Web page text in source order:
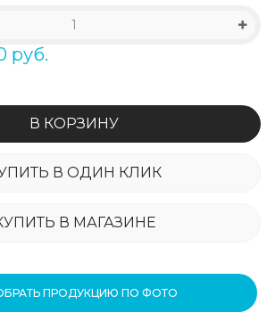
руб.
В КОРЗИНУ
В ОДИН КЛИК
В МАГАЗИНЕ
ПРОДУКЦИЮ ПО ФОТО